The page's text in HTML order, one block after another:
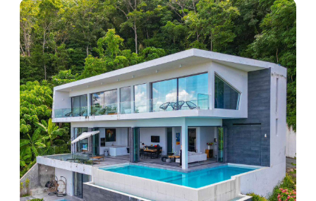
НАШИ КОНТАКТЫ
+66 84 290-62-43
Контактный телефон
Звоните и пишите нам, мы с радостью ответим
на все ваши вопросы! Консультация по телефону
на русском языке!